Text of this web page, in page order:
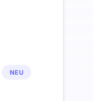
NEU